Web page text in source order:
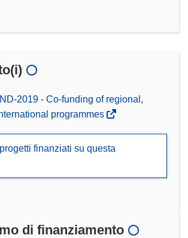
2019 - Co-funding of regional,
programmes
finanziati su questa
di finanziamento